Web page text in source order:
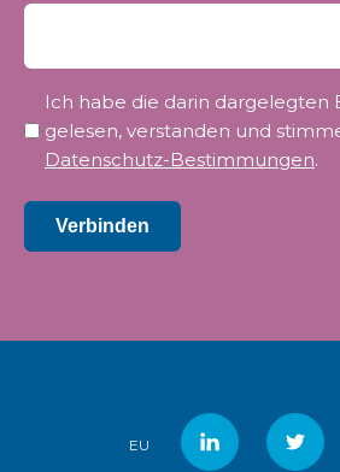
Privatsphäre*
Ich habe die darin dargelegten
gelesen, verstanden und
Datenschutz-Bestimmungen.
Verbinden
EU